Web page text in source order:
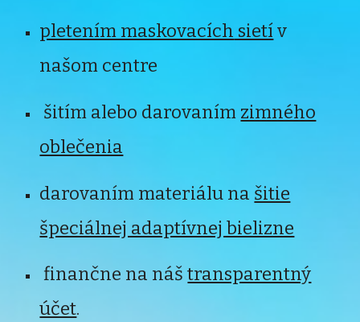
pletením maskovacích sietí v
našom centre
šitím alebo darovaním zimného
oblečenia
darovaním materiálu na šitie
špeciálnej adaptívnej bielizne
finančne na náštransparentný
účet.